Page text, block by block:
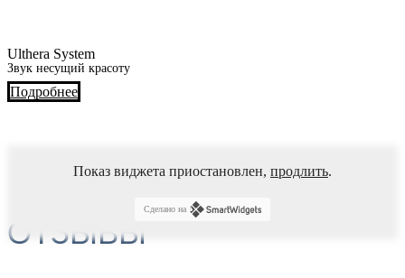
Ulthera System
Звук несущий красоту
Подробнее
ОТЗЫВЫ
Показ виджета приостановлен, продлить.
Сделано на